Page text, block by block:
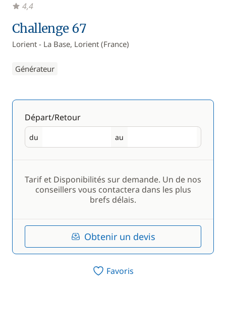
Challenge 67
Lorient - La Base, Lorient (France)
Générateur
4,4
Départ/Retour
du
Départ au
Retour
Tarif et Disponibilités sur demande. Un de nos
conseillers vous contactera dans les plus
brefs délais.
Obtenir un devis
Favoris